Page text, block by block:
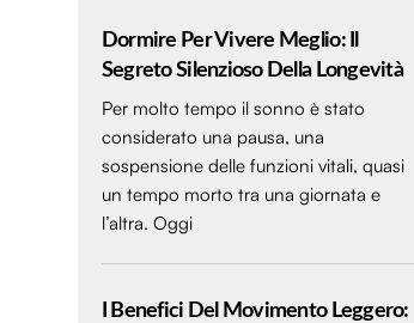
Dormire Per Vivere Meglio: Il
Segreto Silenzioso Della Longevità
Per molto tempo il sonno è stato
considerato una pausa, una
sospensione delle funzioni vitali, quasi
un tempo morto tra una giornata e
l’altra. Oggi
I Benefici Del Movimento Leggero: